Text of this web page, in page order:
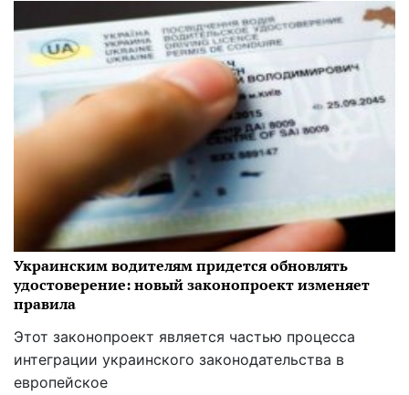
Украинским водителям придется обновлять
удостоверение: новый законопроект изменяет
правила
Этот законопроект является частью процесса
интеграции украинского законодательства в
европейское